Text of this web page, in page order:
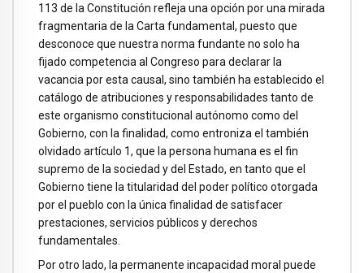
113 de la Constitución refleja una opción por una mirada
fragmentaria de la Carta fundamental, puesto que
desconoce que nuestra norma fundante no solo ha
fijado competencia al Congreso para declarar la
vacancia por esta causal, sino también ha establecido el
catálogo de atribuciones y responsabilidades tanto de
este organismo constitucional autónomo como del
Gobierno, con la finalidad, como entroniza el también
olvidado artículo 1, que la persona humana es el fin
supremo de la sociedad y del Estado, en tanto que el
Gobierno tiene la titularidad del poder político otorgada
por el pueblo con la única finalidad de satisfacer
prestaciones, servicios públicos y derechos
fundamentales.
Por otro lado, la permanente incapacidad moral puede